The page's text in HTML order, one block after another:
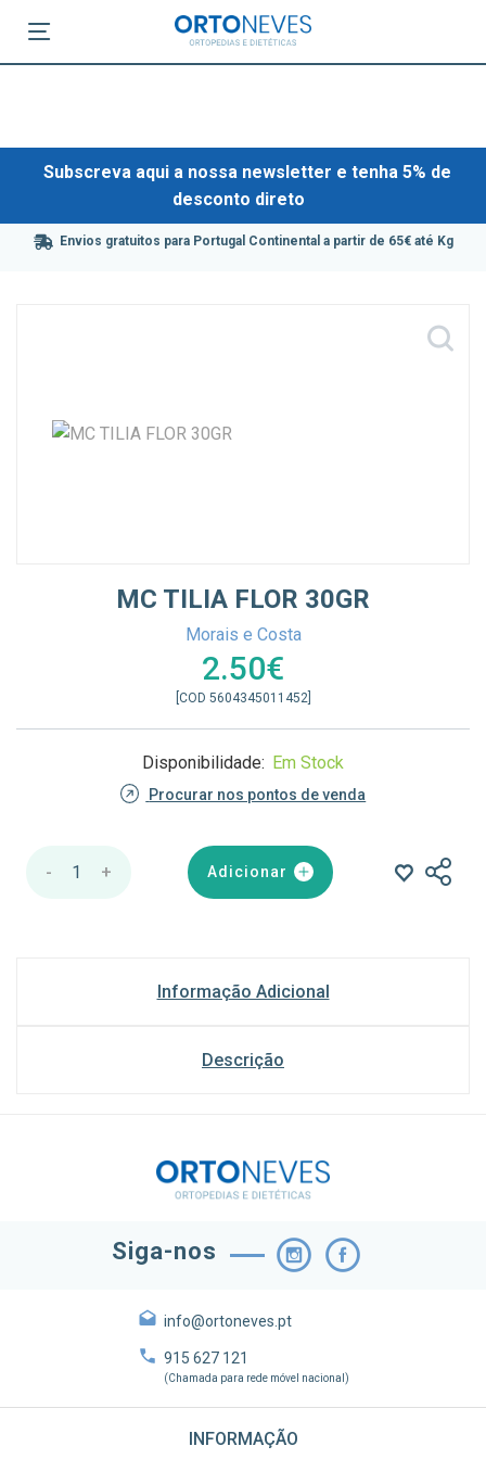
Subscreva aqui a nossa newsletter e tenha 5% de
desconto direto
Envios gratuitos para Portugal Continental a partir de 65€ até Kg
MC TILIA FLOR 30GR
Morais e Costa
2.50€
[COD 5604345011452]
Disponibilidade: Em Stock
Procurar nos pontos de venda
- 1 + Adicionar
Informação Adicional
Descrição
Siga-nos
info@ortoneves.pt
915 627 121
(Chamada para rede móvel nacional)
INFORMAÇÃO